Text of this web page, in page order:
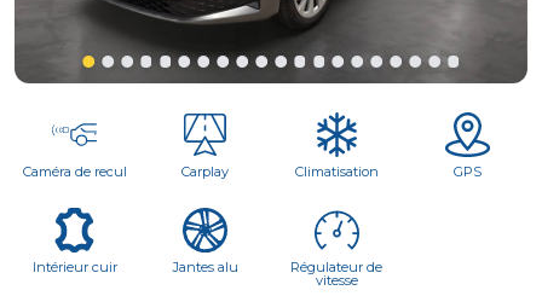
Caméra de recul Carplay Climatisation GPS
Intérieur cuir Jantes alu Régulateur de
vitesse